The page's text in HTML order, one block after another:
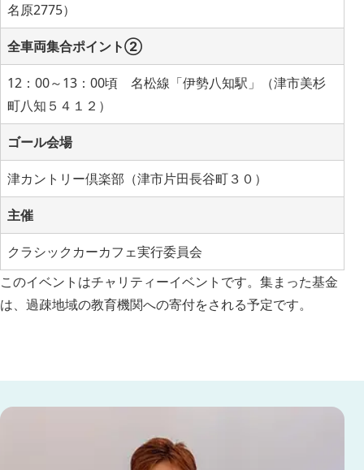
名原2775）
全車両集合ポイント②
12：00～13：00頃 名松線「伊勢八知駅」（津市美杉
町八知５４１２）
ゴール会場
津カントリー倶楽部（津市片田長谷町３０）
主催
クラシックカーカフェ実行委員会
このイベントはチャリティーイベントです。集まった基金
は、過疎地域の教育機関への寄付をされる予定です。